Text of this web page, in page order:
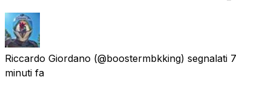
Riccardo Giordano (@boostermbkking) segnalati 7
minuti fa